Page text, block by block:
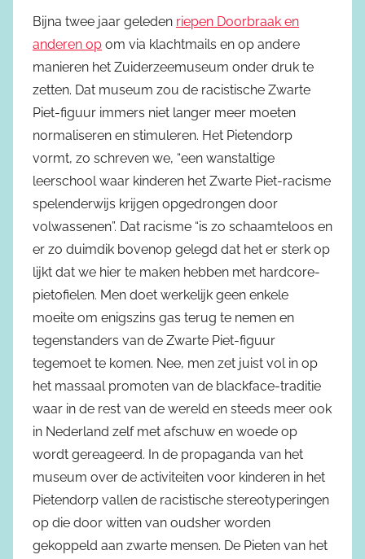
Bijna twee jaar geleden riepen Doorbraak en
anderen op om via klachtmails en op andere
manieren het Zuiderzeemuseum onder druk te
zetten. Dat museum zou de racistische Zwarte
Piet-figuur immers niet langer meer moeten
normaliseren en stimuleren. Het Pietendorp
vormt, zo schreven we, “een wanstaltige
leerschool waar kinderen het Zwarte Piet-racisme
spelenderwijs krijgen opgedrongen door
volwassenen”. Dat racisme “is zo schaamteloos en
er zo duimdik bovenop gelegd dat het er sterk op
lijkt dat we hier te maken hebben met hardcore-
pietofielen. Men doet werkelijk geen enkele
moeite om enigszins gas terug te nemen en
tegenstanders van de Zwarte Piet-figuur
tegemoet te komen. Nee, men zet juist vol in op
het massaal promoten van de blackface-traditie
waar in de rest van de wereld en steeds meer ook
in Nederland zelf met afschuw en woede op
wordt gereageerd. In de propaganda van het
museum over de activiteiten voor kinderen in het
Pietendorp vallen de racistische stereotyperingen
op die door witten van oudsher worden
gekoppeld aan zwarte mensen. De Pieten van het